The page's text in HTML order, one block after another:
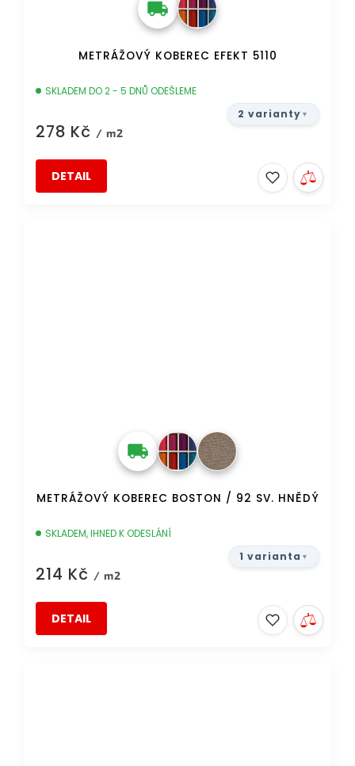
METRÁŽOVÝ KOBEREC EFEKT 5110
SKLADEM DO 2 - 5 DNŮ ODEŠLEME
278 Kč / m2
DETAIL
2 varianty
METRÁŽOVÝ KOBEREC BOSTON / 92 SV. HNĚDÝ
SKLADEM, IHNED K ODESLÁNÍ
214 Kč / m2
DETAIL
1 varianta